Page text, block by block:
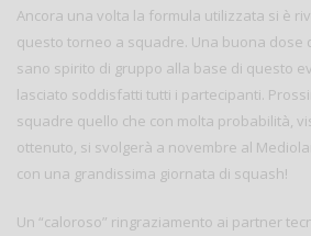
Ancora una volta la formula utilizzata si è
questo torneo a squadre. Una buona dose
sano spirito di gruppo alla base di questo
lasciato soddisfatti tutti i partecipanti.
squadre quello che con molta probabilità,
ottenuto, si svolgerà a novembre al
con una grandissima giornata di squash!
Un “caloroso” ringraziamento ai partner